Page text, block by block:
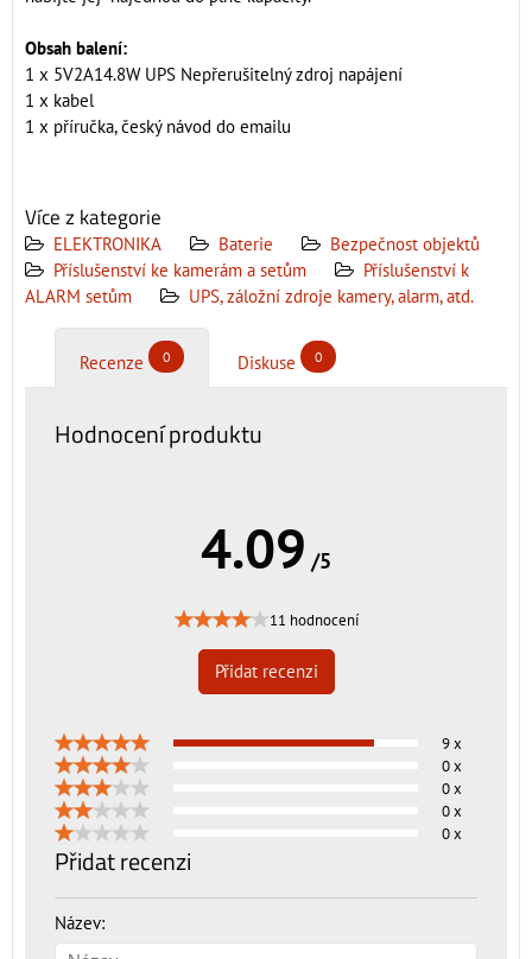
Obsah balení:
1 x 5V2A14.8W UPS Nepřerušitelný zdroj napájení
1 x kabel
1 x příručka, český návod do emailu
Více z kategorie
ELEKTRONIKA Baterie
Bezpečnost objektů
Příslušenství ke kamerám a setům
Příslušenství k
ALARM setům
UPS, záložní zdroje kamery, alarm, atd.
Recenze 0 Diskuse 0
Hodnocení produktu
4.09 /5
11 hodnocení
Přidat recenzi
9 x
0 x
0 x
0 x
0 x
Přidat recenzi
Název: